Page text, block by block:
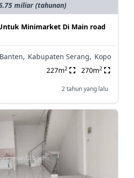
miliar (tahunan)
Minimarket Di Main road
Banten, Kabupaten Serang, Kopo
227m2 270m2
2 tahun yang lalu